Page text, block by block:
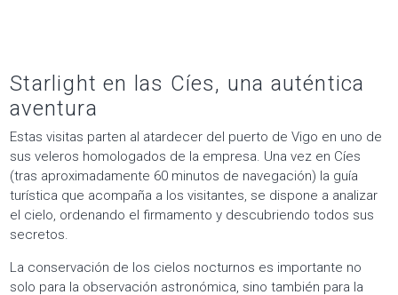
organismos marinos que dependen de la luz para regular su
comportamiento y metabolismo.
Además de la observación de los cielos estrellados en las
islas, Sailway ofrece diferentes experiencias para vivir una
aventura de forma respetuosa en este lugar. Desde paseos
en veleros por sus aguas, hasta la práctica de deporte y
mindfulness en la isla. Estas actividades han tenido una gran
acogida por parte del público, ya que se adaptan de manera
ofrece un servicio a medida con un planning de actividades